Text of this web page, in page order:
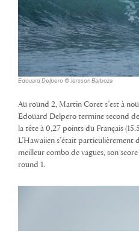
Edouard Delpero © Jersson Barboza
Au round 2, Martin Coret s’est à
Edouard Delpero termine second
la tête à 0,27 points du Français
L’Hawaiien s’était particulièrement
meilleur combo de vagues, son
round 1.